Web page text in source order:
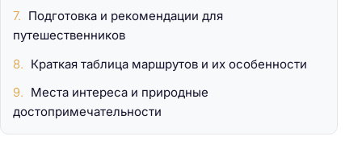
Подготовка и рекомендации для
путешественников
Краткая таблица маршрутов и их особенности
Места интереса и природные
достопримечательности